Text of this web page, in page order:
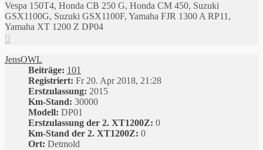
Vespa 150T4, Honda CB 250 G, Honda CM 450, Suzuki
GSX1100G, Suzuki GSX1100F, Yamaha FJR 1300 A RP11,
Yamaha XT 1200 Z DP04
JensOWL
Beiträge: 101
Registriert: Fr 20. Apr 2018, 21:28
Erstzulassung: 2015
Km-Stand: 30000
Modell: DP01
Erstzulassung der 2. XT1200Z: 0
Km-Stand der 2. XT1200Z: 0
Ort: Detmold